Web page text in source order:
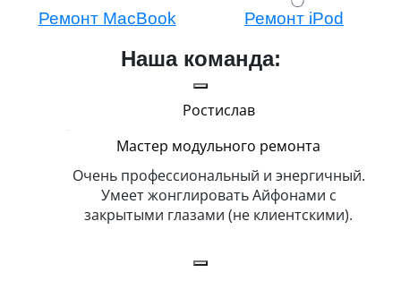
Ремонт MacBook Ремонт iPod
Наша команда:
Ростислав
Мастер модульного ремонта
Очень профессиональный и энергичный.
Умеет жонглировать Айфонами с
закрытыми глазами (не клиентскими).